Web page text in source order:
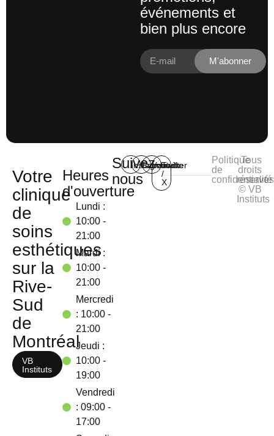
événements et
bien plus encore
M'abonner
Votre
clinique
de
soins
esthétiques
sur la
Rive-
Sud
de
Montréal
VB
Instituts
Heures
d'ouverture
Lundi :
10:00 -
21:00
Mardi :
10:00 -
21:00
Mercredi
: 10:00 -
21:00
Jeudi :
10:00 -
19:00
Vendredi
: 09:00 -
17:00
Suivez-
nous
Instagram
Facebook
Youtube
Twitter
/
X
Politique
de
confidentialité
Tous
droits
réservés
© VB
Instituts